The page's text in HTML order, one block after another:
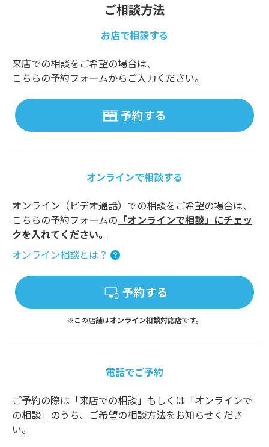
ご相談方法
お店で相談する
来店での相談をご希望の場合は、
こちらの予約フォームからご入力ください。
予約する
オンラインで相談する
オンライン（ビデオ通話）での相談をご希望の場合は、
こちらの予約フォームの 「オンラインで相談」にチェッ
クを入れてください。
オンライン相談とは？
予約する
※この店舗はオンライン相談対応店です。
電話でご予約
ご予約の際は「来店での相談」もしくは「オンラインで
の相談」のうち、ご希望の相談方法をお知らせくださ
い。